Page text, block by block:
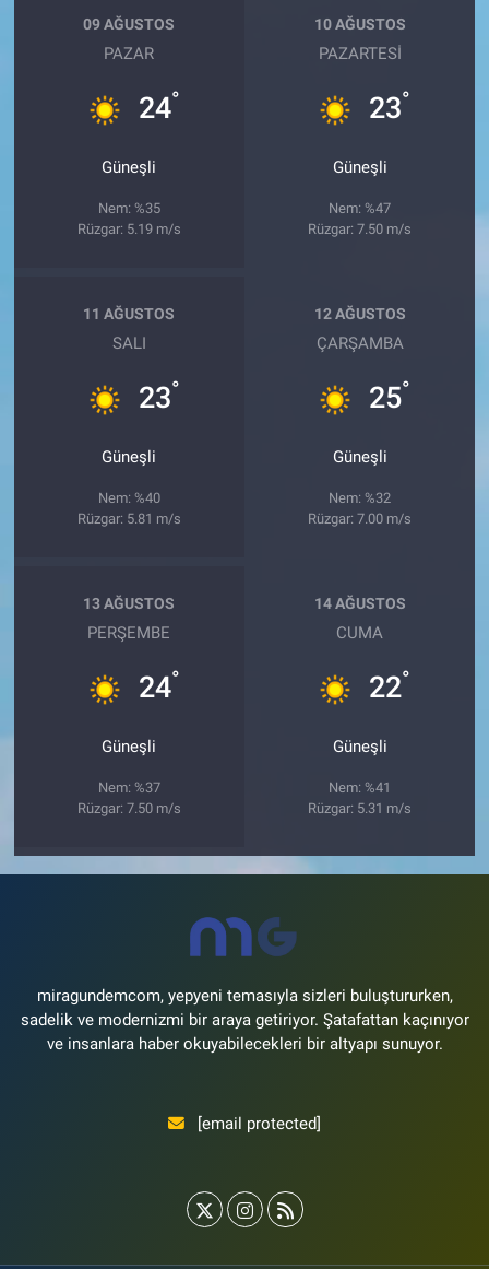
09 AĞUSTOS
PAZAR
24°
Güneşli
Nem: %35
Rüzgar: 5.19 m/s
10 AĞUSTOS
PAZARTESI
23°
Güneşli
Nem: %47
Rüzgar: 7.50 m/s
11 AĞUSTOS
SALI
23°
Güneşli
Nem: %40
Rüzgar: 5.81 m/s
12 AĞUSTOS
ÇARŞAMBA
25°
Güneşli
Nem: %32
Rüzgar: 7.00 m/s
13 AĞUSTOS
PERŞEMBE
24°
Güneşli
Nem: %37
Rüzgar: 7.50 m/s
14 AĞUSTOS
CUMA
22°
Güneşli
Nem: %41
Rüzgar: 5.31 m/s
miragundemcom, yepyeni temasıyla sizleri buluştururken,
sadelik ve modernizmi bir araya getiriyor. Şatafattan kaçınıyor
ve insanlara haber okuyabilecekleri bir altyapı sunuyor.
[email protected]